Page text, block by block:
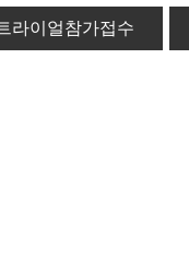
라이얼참가접수